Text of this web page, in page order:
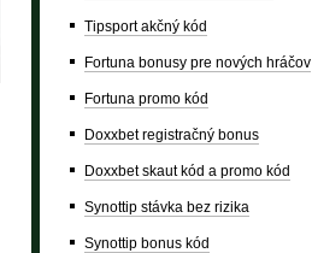
Tipsport akčný kód
Fortuna bonusy pre nových hráčov
Fortuna promo kód
Doxxbet registračný bonus
Doxxbet skaut kód a promo kód
Synottip stávka bez rizika
Synottip bonus kód